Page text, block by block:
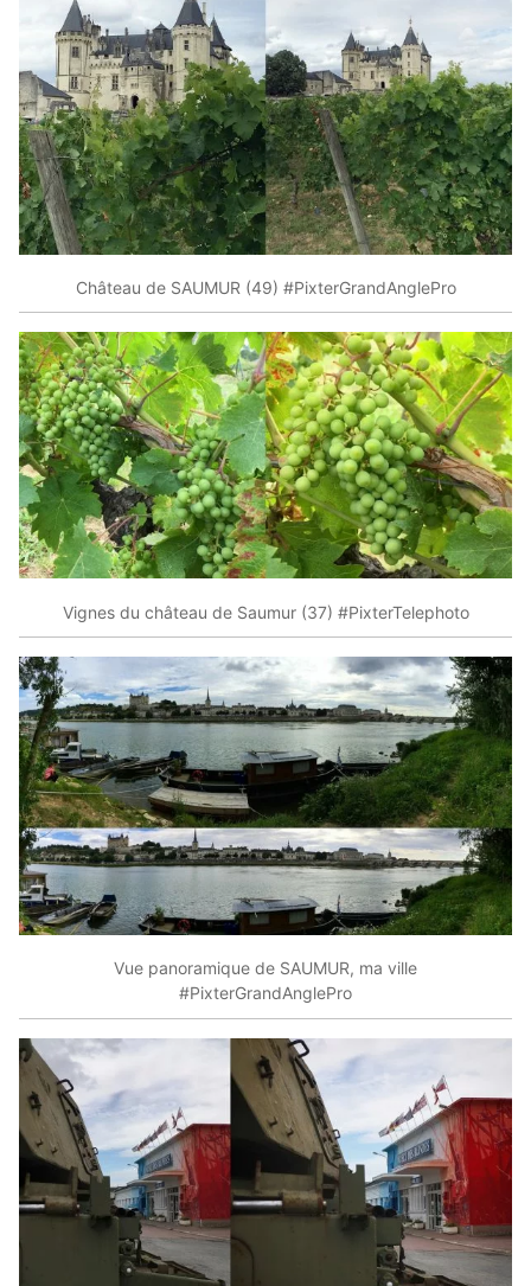
Château de SAUMUR (49) #PixterGrandAnglePro
Vignes du château de Saumur (37) #PixterTelephoto
Vue panoramique de SAUMUR, ma ville
#PixterGrandAnglePro